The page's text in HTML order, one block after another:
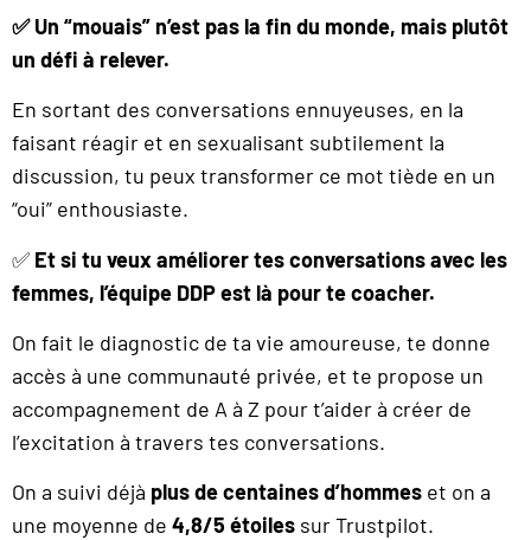
✅ Un “mouais” n’est pas la fin du monde, mais plutôt
un défi à relever.
En sortant des conversations ennuyeuses, en la
faisant réagir et en sexualisant subtilement la
discussion, tu peux transformer ce mot tiède en un
“oui” enthousiaste.
✅ Et si tu veux améliorer tes conversations avec les
femmes, l’équipe DDP est là pour te coacher.
On fait le diagnostic de ta vie amoureuse, te donne
accès à une communauté privée, et te propose un
accompagnement de A à Z pour t’aider à créer de
l’excitation à travers tes conversations.
On a suivi déjà plus de centaines d’hommes et on a
une moyenne de 4,8/5 étoiles sur Trustpilot.